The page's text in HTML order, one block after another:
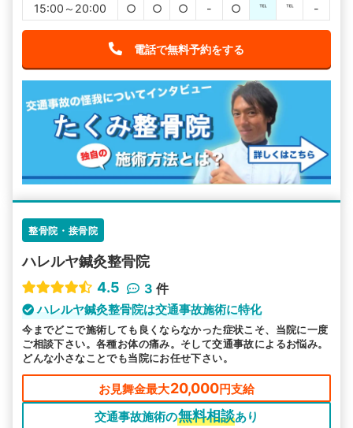
15:00～20:00
○ ○ ○ - ○ ℡ ℡ -
電話で無料予約をする
整骨院・接骨院
ハレルヤ鍼灸整骨院
4.5
3 件
ハレルヤ鍼灸整骨院は交通事故施術に特化
今までどこで施術しても良くならなかった症状こそ、当院に一度
ご相談下さい。各種お体の痛み。そして交通事故によるお悩み。
どんな小さなことでも当院にお任せ下さい。
お見舞金最大20,000円支給
交通事故施術の無料相談あり